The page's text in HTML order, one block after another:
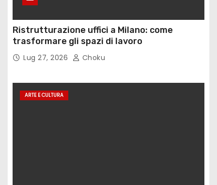
Ristrutturazione uffici a Milano: come
trasformare gli spazi di lavoro
Lug 27, 2026 Choku
ARTE E CULTURA